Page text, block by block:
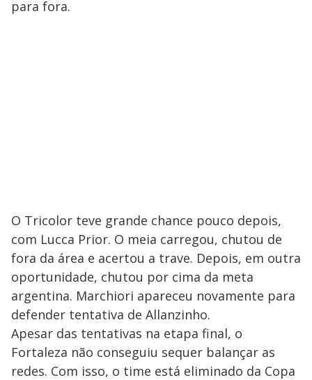
para fora.
O Tricolor teve grande chance pouco depois,
com Lucca Prior. O meia carregou, chutou de
fora da área e acertou a trave. Depois, em outra
oportunidade, chutou por cima da meta
argentina. Marchiori apareceu novamente para
defender tentativa de Allanzinho.
Apesar das tentativas na etapa final, o
Fortaleza não conseguiu sequer balançar as
redes. Com isso, o time está eliminado da Copa